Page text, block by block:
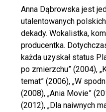
Anna Dąbrowska jest
utalentowanych
dekady. Wokalistka,
producentka.
każda uzyskał status
po zmierzchu” (2004),
temat” (2006), „W
(2008), „Ania Movie”
(2012), „Dla naiwnych